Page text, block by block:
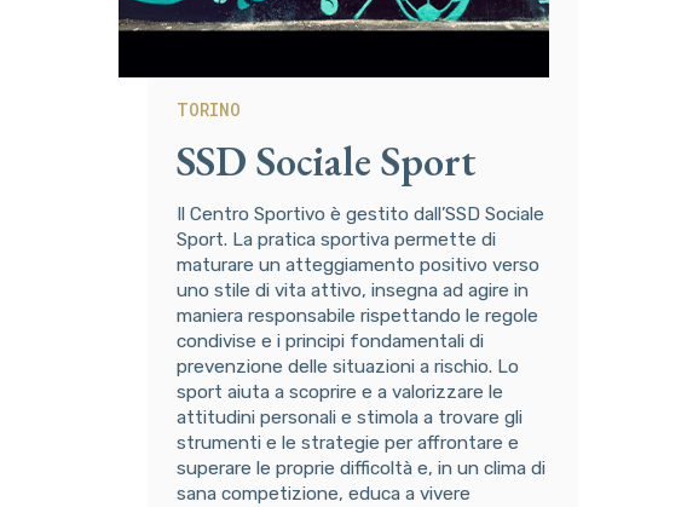
TORINO
SSD Sociale Sport
Il Centro Sportivo è gestito dall’SSD Sociale
Sport. La pratica sportiva permette di
maturare un atteggiamento positivo verso
uno stile di vita attivo, insegna ad agire in
maniera responsabile rispettando le regole
condivise e i principi fondamentali di
prevenzione delle situazioni a rischio. Lo
sport aiuta a scoprire e a valorizzare le
attitudini personali e stimola a trovare gli
strumenti e le strategie per affrontare e
superare le proprie difficoltà e, in un clima di
sana competizione, educa a vivere